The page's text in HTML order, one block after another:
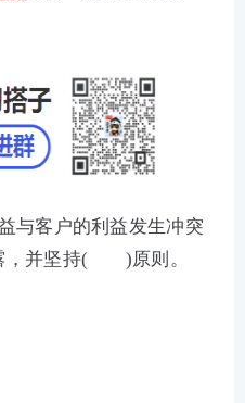
与客户的利益发生冲突
，并坚持( )原则。